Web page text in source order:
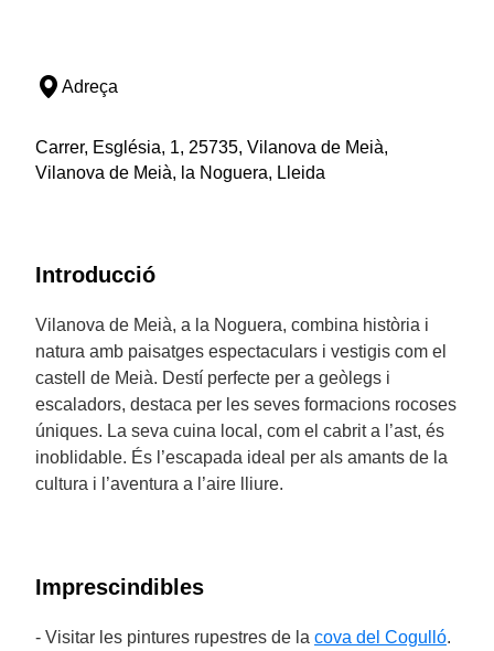
Adreça
Carrer, Església, 1, 25735, Vilanova de Meià,
Vilanova de Meià, la Noguera, Lleida
Introducció
Vilanova de Meià, a la Noguera, combina història i
natura amb paisatges espectaculars i vestigis com el
castell de Meià. Destí perfecte per a geòlegs i
escaladors, destaca per les seves formacions rocoses
úniques. La seva cuina local, com el cabrit a l’ast, és
inoblidable. És l’escapada ideal per als amants de la
cultura i l’aventura a l’aire lliure.
Imprescindibles
- Visitar les pintures rupestres de la cova del Cogulló.